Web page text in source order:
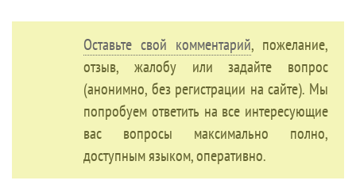
Оставьте свой комментарий, пожелание,
отзыв, жалобу или задайте вопрос
(анонимно, без регистрации на сайте). Мы
попробуем ответить на все интересующие
вас вопросы максимально полно,
доступным языком, оперативно.